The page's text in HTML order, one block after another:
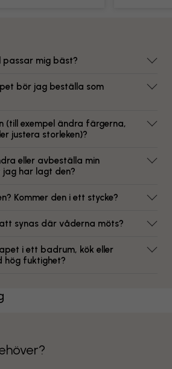
mig bäst?
bör jag beställa som
(till exempel ändra färgerna,
justera storleken)?
eller avbeställa min
har lagt den?
Kommer den i ett stycke?
synas där våderna möts?
i ett badrum, kök eller
hög fuktighet?